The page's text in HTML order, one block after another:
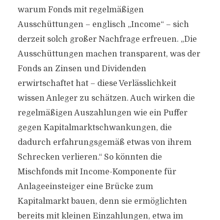
warum Fonds mit regelmäßigen
Ausschüttungen – englisch „Income“ – sich
derzeit solch großer Nachfrage erfreuen. „Die
Ausschüttungen machen transparent, was der
Fonds an Zinsen und Dividenden
erwirtschaftet hat – diese Verlässlichkeit
wissen Anleger zu schätzen. Auch wirken die
regelmäßigen Auszahlungen wie ein Puffer
gegen Kapitalmarktschwankungen, die
dadurch erfahrungsgemäß etwas von ihrem
Schrecken verlieren.“ So könnten die
Mischfonds mit Income-Komponente für
Anlageeinsteiger eine Brücke zum
Kapitalmarkt bauen, denn sie ermöglichten
bereits mit kleinen Einzahlungen, etwa im